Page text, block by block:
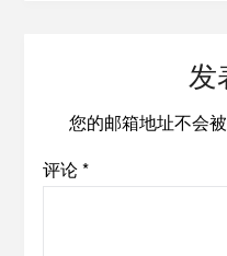
发
您的邮箱地址不会被
评论*